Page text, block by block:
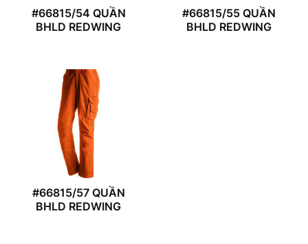
#66815/54 QUẦN
BHLD REDWING
#66815/55 QUẦN
BHLD REDWING
#66815/57 QUẦN
BHLD REDWING